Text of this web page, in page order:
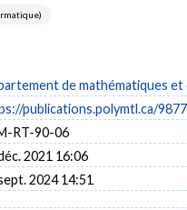
de mathématiques et
publications.polymtl.ca/
RT-90-06
2021 16:06
2024 14:51